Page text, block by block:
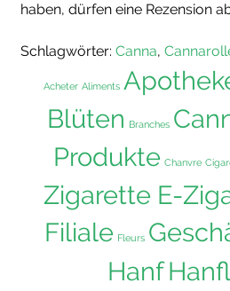
haben, dürfen eine Rezension
Schlagwörter: Canna,
Acheter Aliments
Blüten Branches
Produkte Chanvre
Zigarette E-
Filiale Fleurs
Hanf